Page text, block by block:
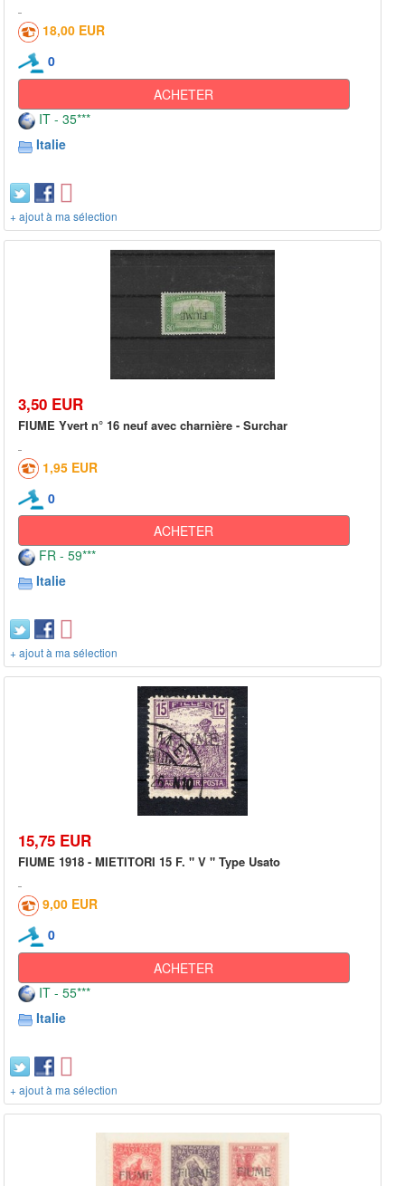
18,00 EUR
0
ACHETER
IT - 35***
Italie
+ ajout à ma sélection
3,50 EUR
FIUME Yvert n° 16 neuf avec charnière - Surchar
1,95 EUR
0
ACHETER
FR - 59***
Italie
+ ajout à ma sélection
15,75 EUR
FIUME 1918 - MIETITORI 15 F. " V " Type Usato
9,00 EUR
0
ACHETER
IT - 55***
Italie
+ ajout à ma sélection